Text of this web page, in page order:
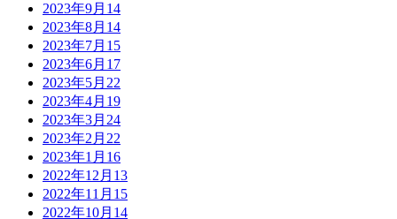
2023年9月 14
2023年8月 14
2023年7月 15
2023年6月 17
2023年5月 22
2023年4月 19
2023年3月 24
2023年2月 22
2023年1月 16
2022年12月 13
2022年11月 15
2022年10月 14